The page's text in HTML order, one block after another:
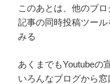
このあとは、他のブ
記事の同時投稿ツー
みる
あくまでもYoutubeの
いろんなブログから